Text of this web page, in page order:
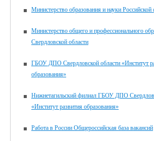
Министерство образования и науки Российской
Министерство общего и профессионального
Свердловской области
ГБОУ ДПО Свердловской области «Институт
образования»
Нижнетагильский филиал ГБОУ ДПО
«Институт развития образования»
Работа в России Общероссийская база вакансий